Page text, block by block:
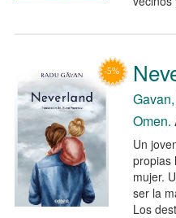
Omen.
Un
propias
mujer.
ser la
Los